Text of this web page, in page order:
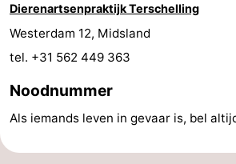
Wadlopen
Eten
drinken
Zeehonden
Vuurtoren
Evenementen
Dierenartsenpraktijk Terschelling
Westerdam 12, Midsland
tel. +31 562 449 363
Noodnummer
Als iemands leven in gevaar is, bel